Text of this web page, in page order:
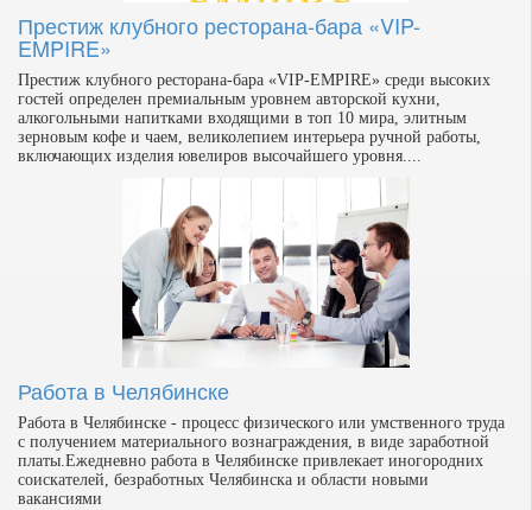
Престиж клубного ресторана-бара «VIP-
EMPIRE»
Престиж клубного ресторана-бара «VIP-EMPIRE» среди высоких
гостей определен премиальным уровнем авторской кухни,
алкогольными напитками входящими в топ 10 мира, элитным
зерновым кофе и чаем, великолепием интерьера ручной работы,
включающих изделия ювелиров высочайшего уровня....
Работа в Челябинске
Работа в Челябинске - процесс физического или умственного труда
с получением материального вознаграждения, в виде заработной
платы.Ежедневно работа в Челябинске привлекает иногородних
соискателей, безработных Челябинска и области новыми
вакансиями